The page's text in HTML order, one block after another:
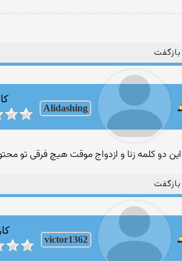
بازگفت
Alidashing
این دو کلمه زنا و ازدواج موقت هیچ فرقی
بازگفت
victor1362